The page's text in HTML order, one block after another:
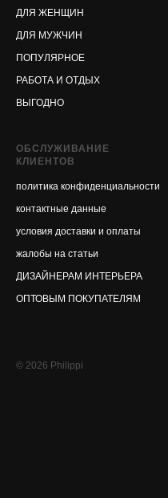
ДЛЯ ЖЕНЩИН
ДЛЯ МУЖЧИН
ПОПУЛЯРНОЕ
РАБОТА И ОТДЫХ
ВЫГОДНО
ОБСЛУЖИВАНИЕ
КЛИЕНТОВ
политика конфиденциальности
контактные данные
условия доставки и оплаты
жалобы на статьи
ДИЗАЙНЕРАМ ИНТЕРЬЕРА
ОПТОВЫМ ПОКУПАТЕЛЯМ
© 2026 Philippi